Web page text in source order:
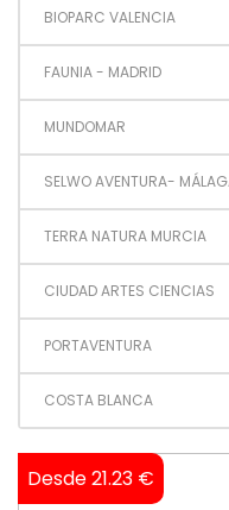
BIOPARC VALENCIA
FAUNIA - MADRID
MUNDOMAR
SELWO AVENTURA-
TERRA NATURA MURCIA
CIUDAD ARTES CIENCIAS
PORTAVENTURA
COSTA BLANCA
Desde 21.23 €